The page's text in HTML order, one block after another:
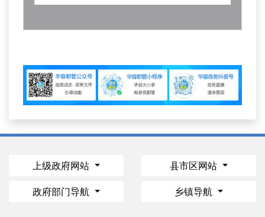
上级政府网站 县市区网站
政府部门导航 乡镇导航